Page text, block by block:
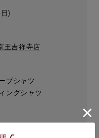
)
王吉祥寺店
ブシャツ
ングシャツ